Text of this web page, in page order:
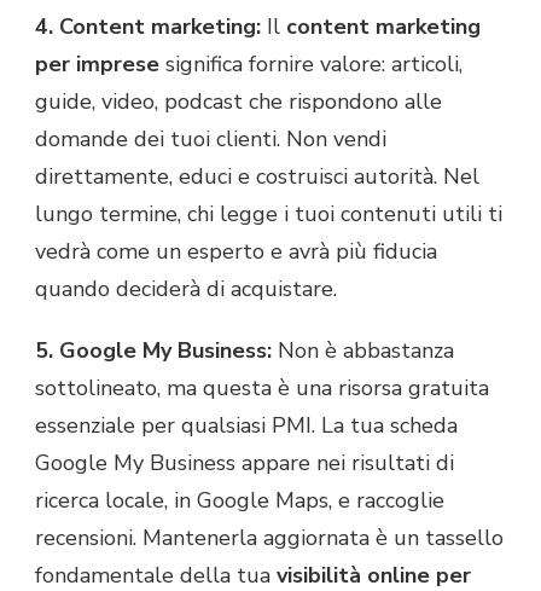
4. Content marketing: Il content marketing
per imprese significa fornire valore: articoli,
guide, video, podcast che rispondono alle
domande dei tuoi clienti. Non vendi
direttamente, educi e costruisci autorità. Nel
lungo termine, chi legge i tuoi contenuti utili ti
vedrà come un esperto e avrà più fiducia
quando deciderà di acquistare.
5. Google My Business: Non è abbastanza
sottolineato, ma questa è una risorsa gratuita
essenziale per qualsiasi PMI. La tua scheda
Google My Business appare nei risultati di
ricerca locale, in Google Maps, e raccoglie
recensioni. Mantenerla aggiornata è un tassello
fondamentale della tua visibilità online per